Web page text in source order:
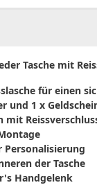
Tasche mit
für einen
und 1 x
mit
Personalisierung
der Tasche
Handgelenk